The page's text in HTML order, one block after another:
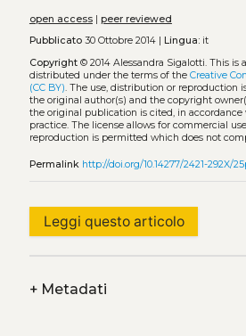
open access| peer reviewed
Pubblicato30 Ottobre 2014 | Lingua:it
Copyright© 2014 Alessandra Sigalotti. This is
distributed under the terms of the Creative
(CC BY). The use, distribution or reproduction
the original author(s) and the copyright
the original publication is cited, in
practice. The license allows for commercial
reproduction is permitted which does not
Permalink http://doi.org/10.14277/2421-292X/
Leggi questo articolo
+Metadati